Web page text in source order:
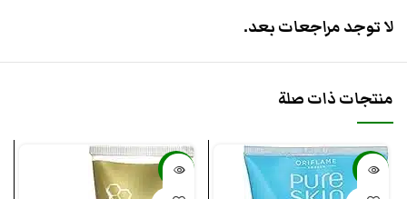
لا توجد مراجعات بعد.
منتجات ذات صلة
-57%
-37%